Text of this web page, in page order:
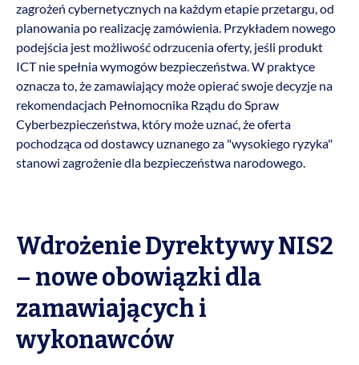
zagrożeń cybernetycznych na każdym etapie przetargu, od
planowania po realizację zamówienia. Przykładem nowego
podejścia jest możliwość odrzucenia oferty, jeśli produkt
ICT nie spełnia wymogów bezpieczeństwa. W praktyce
oznacza to, że zamawiający może opierać swoje decyzje na
rekomendacjach Pełnomocnika Rządu do Spraw
Cyberbezpieczeństwa, który może uznać, że oferta
pochodząca od dostawcy uznanego za "wysokiego ryzyka"
stanowi zagrożenie dla bezpieczeństwa narodowego.
Wdrożenie Dyrektywy NIS2
– nowe obowiązki dla
zamawiających i
wykonawców